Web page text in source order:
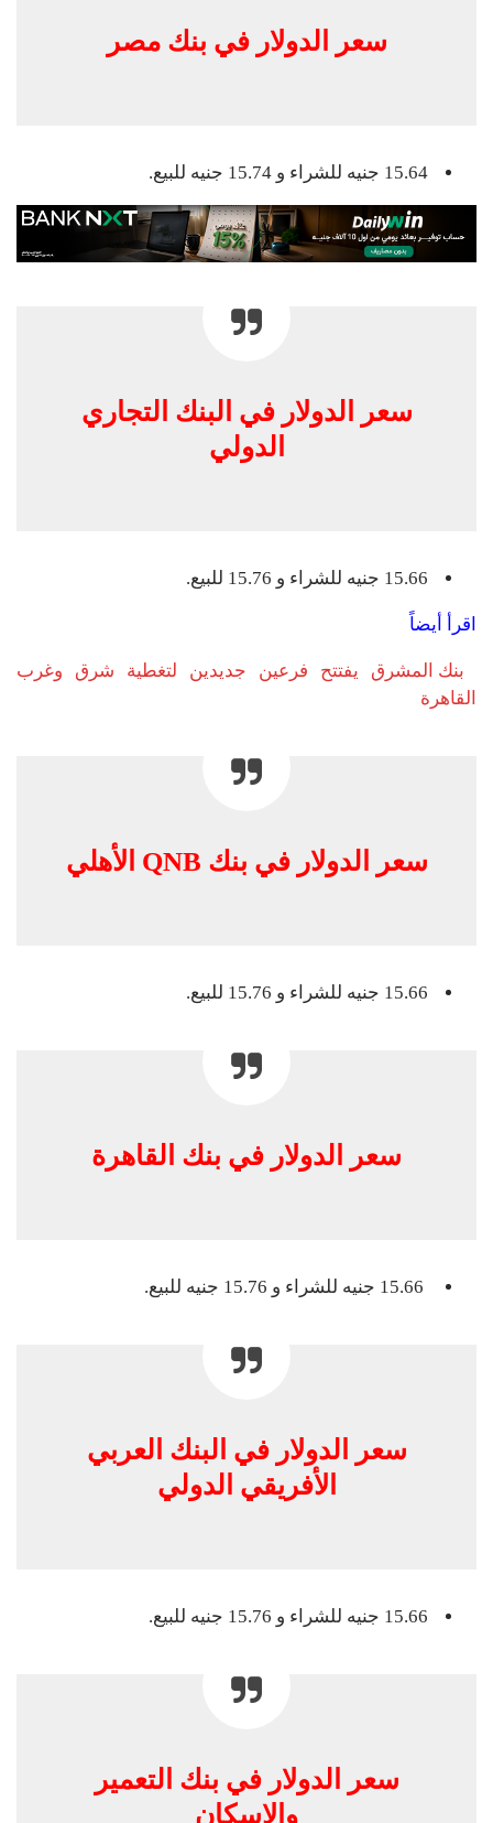
سعر الدولار في بنك مصر
سعر الدولار في البنك التجاري
الدولي
اقرأ أيضاً
بنك المشرق يفتتح فرعين جديدين لتغطية شرق وغرب
القاهرة
سعر الدولار في بنك QNB الأهلي
سعر الدولار في بنك القاهرة
سعر الدولار في البنك العربي
الأفريقي الدولي
سعر الدولار في بنك التعمير
والإسكان